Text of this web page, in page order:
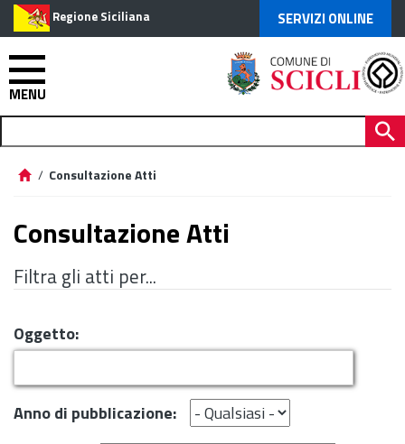
Regione Siciliana SERVIZI ONLINE
MENU
/ Consultazione Atti
Consultazione Atti
Filtra gli atti per...
Oggetto:
Anno di pubblicazione: